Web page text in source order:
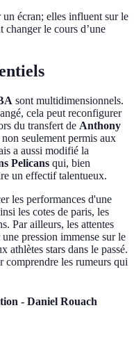
un écran; elles influent sur le
changer le cours d’une
sont multidimensionnels.
cela peut reconfigurer
du transfert de Anthony
non seulement permis aux
a aussi modifié la
Pelicans qui, bien
un effectif talentueux.
les performances d'une
les cotes de paris, les
Par ailleurs, les attentes
pression immense sur le
athlètes stars dans le passé.
comprendre les rumeurs qui
- Daniel Rouach